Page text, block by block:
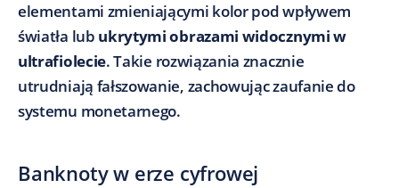
elementami zmieniającymi kolor pod wpływem
światła lub ukrytymi obrazami widocznymi w
ultrafiolecie. Takie rozwiązania znacznie
utrudniają fałszowanie, zachowując zaufanie do
systemu monetarnego.
Banknoty w erze cyfrowej